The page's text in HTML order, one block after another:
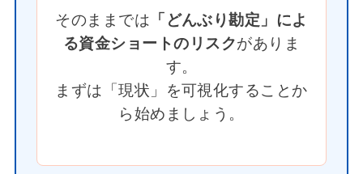
そのままでは 「どんぶり勘定」によ
る資金ショートのリスクがありま
す。
まずは「現状」を可視化することか
ら始めましょう。